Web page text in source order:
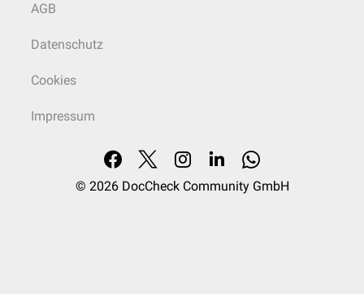
AGB
Datenschutz
Cookies
Impressum
© 2026 DocCheck Community GmbH